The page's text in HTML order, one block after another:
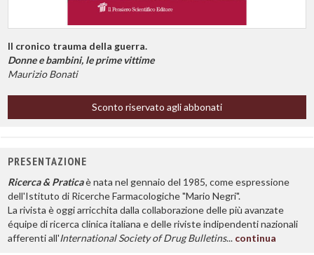
Il cronico trauma della guerra.
Donne e bambini, le prime vittime
Maurizio Bonati
Sconto riservato agli abbonati
PRESENTAZIONE
Ricerca & Praticaè nata nel gennaio del 1985, come espressione
dell'Istituto di Ricerche Farmacologiche "Mario Negri".
La rivista è oggi arricchita dalla collaborazione delle più avanzate
équipe di ricerca clinica italiana e delle riviste indipendenti nazionali
afferenti all'International Society of Drug Bulletins... continua